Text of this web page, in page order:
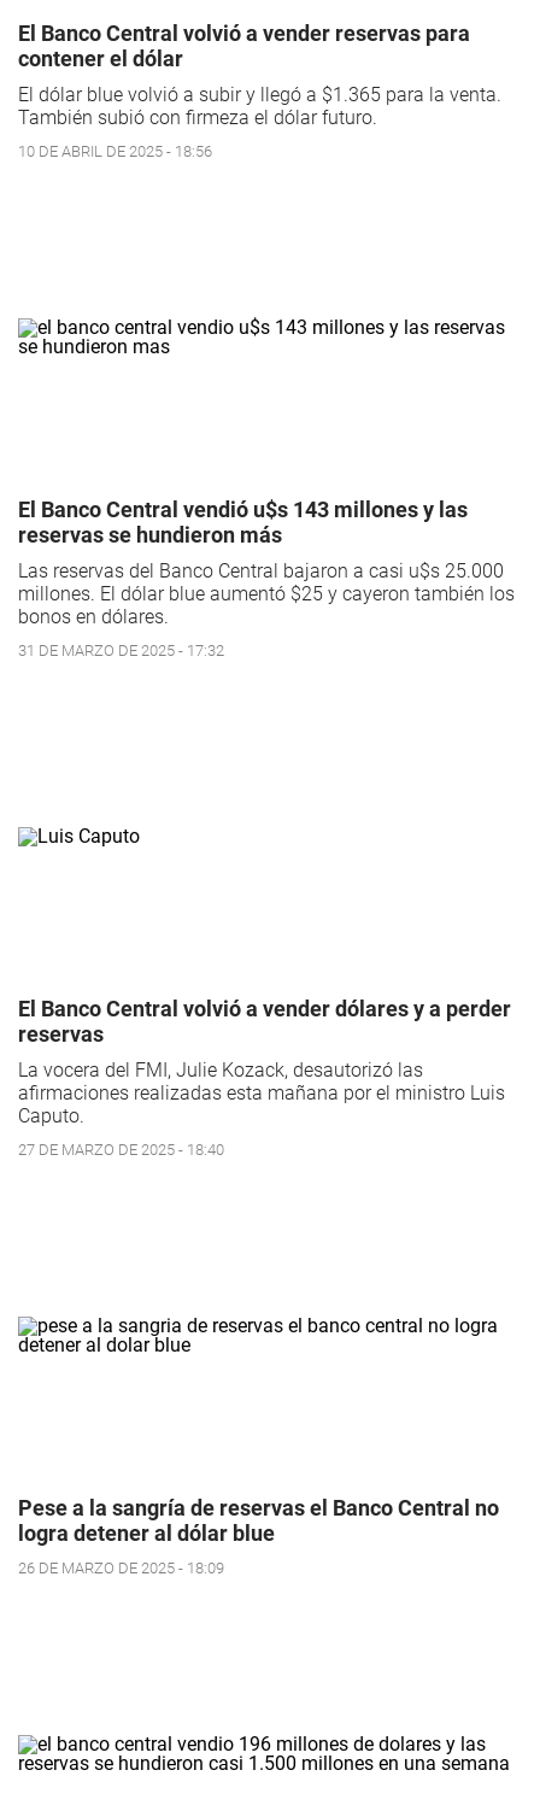
El Banco Central volvió a vender reservas para
contener el dólar
El dólar blue volvió a subir y llegó a $1.365 para la venta.
También subió con firmeza el dólar futuro.
10 DE ABRIL DE 2025 - 18:56
El Banco Central vendió u$s 143 millones y las
reservas se hundieron más
Las reservas del Banco Central bajaron a casi u$s 25.000
millones. El dólar blue aumentó $25 y cayeron también los
bonos en dólares.
31 DE MARZO DE 2025 - 17:32
El Banco Central volvió a vender dólares y a perder
reservas
La vocera del FMI, Julie Kozack, desautorizó las
afirmaciones realizadas esta mañana por el ministro Luis
Caputo.
27 DE MARZO DE 2025 - 18:40
Pese a la sangría de reservas el Banco Central no
logra detener al dólar blue
26 DE MARZO DE 2025 - 18:09